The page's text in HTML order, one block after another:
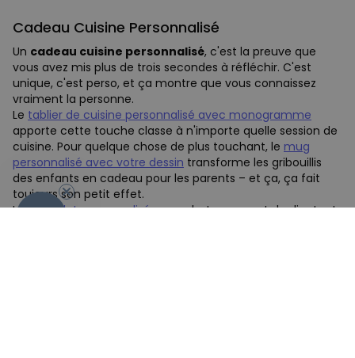
Cadeau Cuisine Personnalisé
Un cadeau cuisine personnalisé, c'est la preuve que
vous avez mis plus de trois secondes à réfléchir. C'est
unique, c'est perso, et ça montre que vous connaissez
vraiment la personne.
Le tablier de cuisine personnalisé avec monogramme
apporte cette touche classe à n'importe quelle session de
cuisine. Pour quelque chose de plus touchant, le mug
personnalisé avec votre dessin transforme les gribouillis
des enfants en cadeau pour les parents – et ça, ça fait
toujours son petit effet.
Lechocolat personnaliséavec photos permet de dire tout